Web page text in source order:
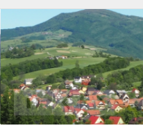
PoprzedniNastępny
❚❚